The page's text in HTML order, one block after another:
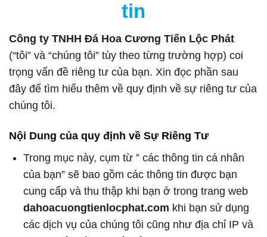
tin
Công ty TNHH Đá Hoa Cương Tiến Lộc Phát
(“tôi” và “chúng tôi” tùy theo từng trường hợp) coi
trọng vấn đề riêng tư của bạn. Xin đọc phần sau
đây để tìm hiểu thêm về quy định về sự riêng tư của
chúng tôi.
Nội Dung của quy định về Sự Riêng Tư
Trong mục này, cụm từ ” các thông tin cá nhân
của bạn” sẽ bao gồm các thông tin được bạn
cung cấp và thu thập khi bạn ở trong trang web
dahoacuongtienlocphat.com khi bạn sử dụng
các dịch vụ của chúng tôi cũng như địa chỉ IP và